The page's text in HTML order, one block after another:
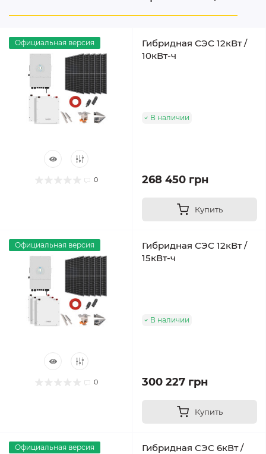
Официальная версия
0
Гибридная СЭС 12кВт /
10кВт-ч
В наличии
268 450 грн
Купить
Официальная версия
0
Гибридная СЭС 12кВт /
15кВт-ч
В наличии
300 227 грн
Купить
Официальная версия
Гибридная СЭС 6кВт /